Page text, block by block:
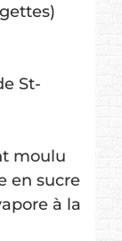
St-
moulu
en sucre
à la